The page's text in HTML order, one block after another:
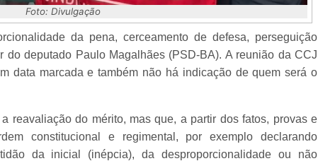
Foto: Divulgação
da pena, cerceamento de defesa, perseguição
deputado Paulo Magalhães (PSD-BA). A reunião da CCJ
data marcada e também não há indicação de quem será o
reavaliação do mérito, mas que, a partir dos fatos, provas e
constitucional e regimental, por exemplo declarando
da inicial (inépcia), da desproporcionalidade ou não